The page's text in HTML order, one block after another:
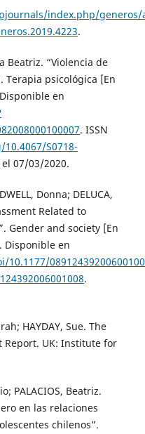
index.php/
.
Beatriz. “Violencia de
Terapia psicológica [En
en
. ISSN
S0718-
07/03/2020.
Donna; DELUCA,
Related to
Gender and society [En
Disponible en
.
HAYDAY, Sue. The
Report. UK: Institute for
PALACIOS, Beatriz.
en las relaciones
chilenos”.